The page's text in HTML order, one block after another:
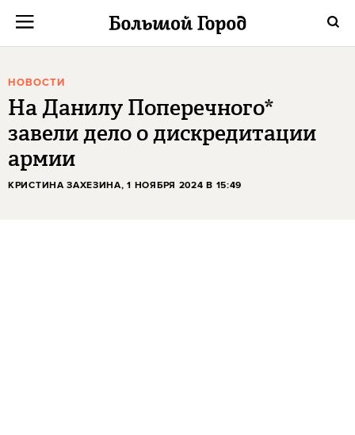
НОВОСТИ
На Данилу Поперечного*
завели дело о дискредитации
армии
КРИСТИНА ЗАХЕЗИНА, 1 НОЯБРЯ 2024 В 15:49